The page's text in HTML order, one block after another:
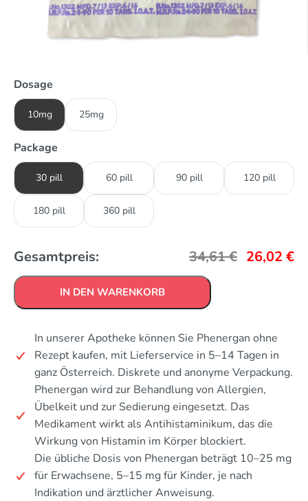
Dosage
10mg 25mg
Package
30 pill 60 pill 90 pill 120 pill
180 pill 360 pill
Gesamtpreis: 34,61€ 26,02 €
IN DEN WARENKORB
In unserer Apotheke können Sie Phenergan ohne
Rezept kaufen, mit Lieferservice in 5–14 Tagen in
ganz Österreich. Diskrete und anonyme Verpackung.
Phenergan wird zur Behandlung von Allergien,
Übelkeit und zur Sedierung eingesetzt. Das
Medikament wirkt als Antihistaminikum, das die
Wirkung von Histamin im Körper blockiert.
Die übliche Dosis von Phenergan beträgt 10–25 mg
für Erwachsene, 5–15 mg für Kinder, je nach
Indikation und ärztlicher Anweisung.